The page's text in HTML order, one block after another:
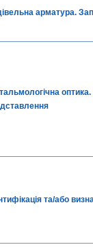
арматура.
оптика.
та/або